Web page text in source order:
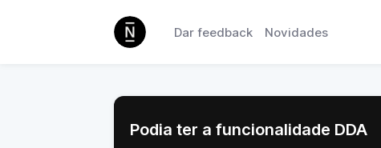
Dar feedback Novidades
Podia ter a funcionalidade DDA